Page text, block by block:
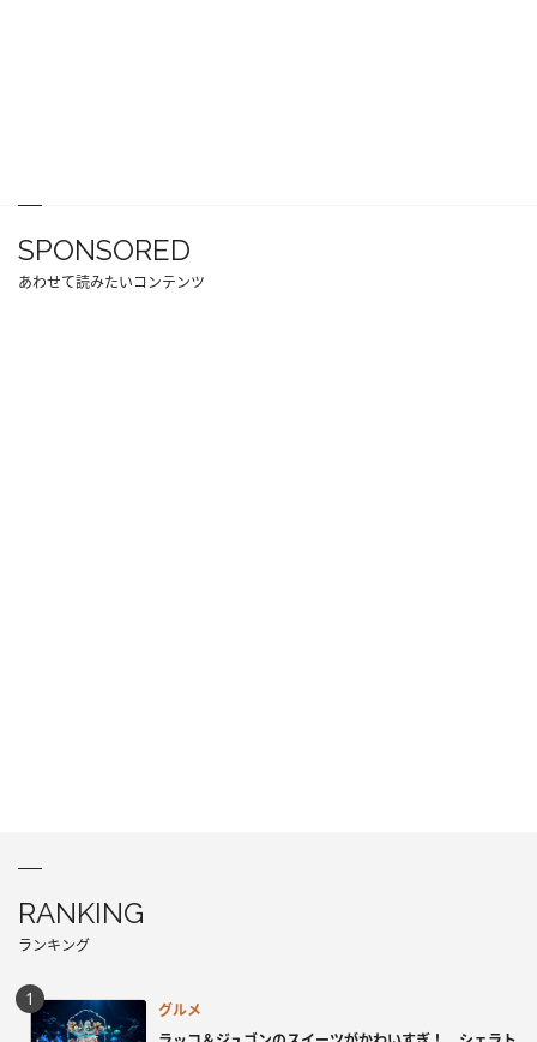
SPONSORED
あわせて読みたいコンテンツ
RANKING
ランキング
グルメ